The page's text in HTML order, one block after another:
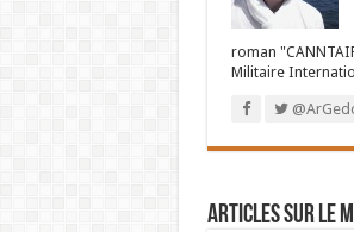
roman
Militaire
Articles sur le